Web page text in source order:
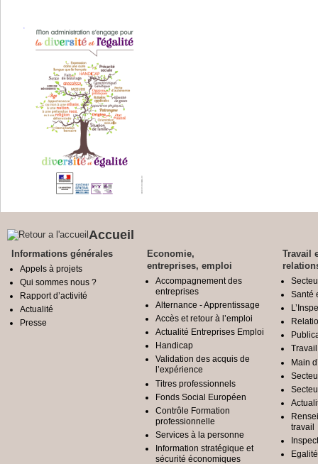
Accueil
Informations générales
Appels à projets
Qui sommes nous ?
Rapport d’activité
Actualité
Presse
Economie,
entreprises, emploi
Accompagnement des
entreprises
Alternance - Apprentissage
Accès et retour à l’emploi
Actualité Entreprises Emploi
Handicap
Validation des acquis de
l’expérience
Titres professionnels
Fonds Social Européen
Contrôle Formation
professionnelle
Services à la personne
Information stratégique et
sécurité économiques
Travail
Santé
Main
travail